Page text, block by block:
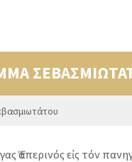
Ἑσπερινός εἰς τόν